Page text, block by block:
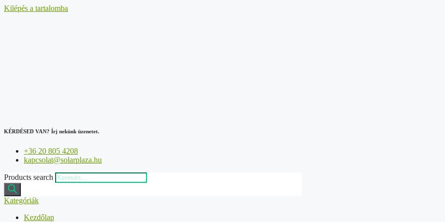
Kilépés a tartalomba
KÉRDÉSED VAN? Írj nekünk üzenetet.
+36 20 805 4208
kapcsolat@solarplaza.hu
Products search
Kategóriák
Kezdőlap